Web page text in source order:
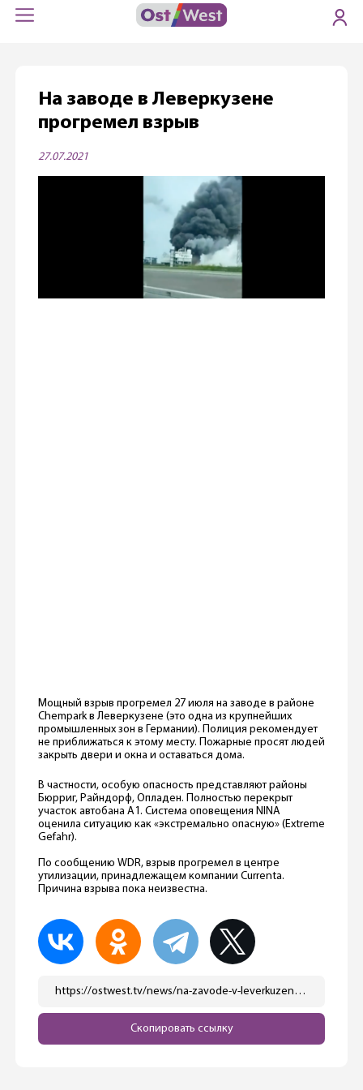
На заводе в Леверкузене
прогремел взрыв
27.07.2021
Мощный взрыв прогремел 27 июля на заводе в районе
Chempark в Леверкузене (это одна из крупнейших
промышленных зон в Германии). Полиция рекомендует
не приближаться к этому месту. Пожарные просят людей
закрыть двери и окна и оставаться дома.
В частности, особую опасность представляют районы
Бюрриг, Райндорф, Опладен. Полностью перекрыт
участок автобана А1. Система оповещения NINA
оценила ситуацию как «экстремально опасную» (Extreme
Gefahr).
По сообщению WDR, взрыв прогремел в центре
утилизации, принадлежащем компании Currenta.
Причина взрыва пока неизвестна.
https://ostwest.tv/news/na-zavode-v-leverkuzene-progremel-vzryv/
Скопировать ссылку